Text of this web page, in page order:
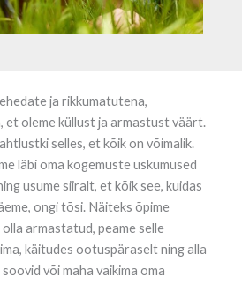
ja rikkumatutena,
et oleme küllust ja armastust väärt.
selles, et kõik on võimalik.
läbi oma kogemuste uskumused
usume siiralt, et kõik see, kuidas
ongi tõsi. Näiteks õpime
armastatud, peame selle
käitudes ootuspäraselt ning alla
või maha vaikima oma